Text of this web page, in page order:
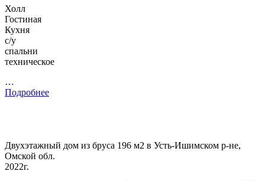
Холл
Гостиная
Кухня
с/у
спальни
техническое
…
Подробнее
Двухэтажный дом из бруса 196 м2 в Усть-Ишимском р-не,
Омской обл.
2022г.